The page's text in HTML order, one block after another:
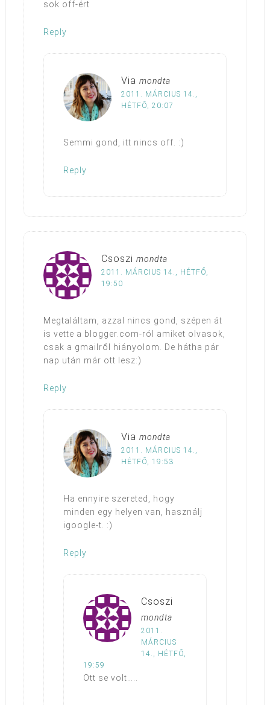
sok off-ért
Reply
Via mondta
2011. MÁRCIUS 14.,
HÉTFŐ, 20:07
Semmi gond, itt nincs off. :)
Reply
Csoszi mondta
2011. MÁRCIUS 14., HÉTFŐ,
19:50
Megtaláltam, azzal nincs gond, szépen át
is vette a blogger.com-ról amiket olvasok,
csak a gmailről hiányolom. De hátha pár
nap után már ott lesz:)
Reply
Via mondta
2011. MÁRCIUS 14.,
HÉTFŐ, 19:53
Ha ennyire szereted, hogy
minden egy helyen van, használj
igoogle-t. :)
Reply
Csoszi
mondta
2011.
MÁRCIUS
14., HÉTFŐ,
19:59
Ott se volt…..